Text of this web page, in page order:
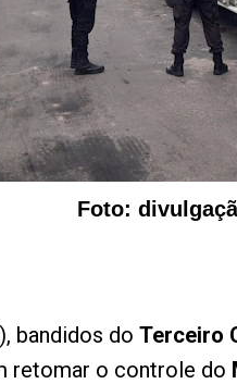
Foto:
bandidos do Terceiro
retomar o controle do